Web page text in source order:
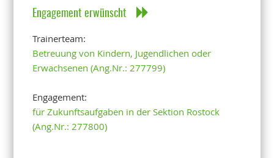
Engagement erwünscht
Trainerteam:
Betreuung von Kindern, Jugendlichen oder
Erwachsenen (Ang.Nr.: 277799)
Engagement:
für Zukunftsaufgaben in der Sektion Rostock
(Ang.Nr.: 277800)